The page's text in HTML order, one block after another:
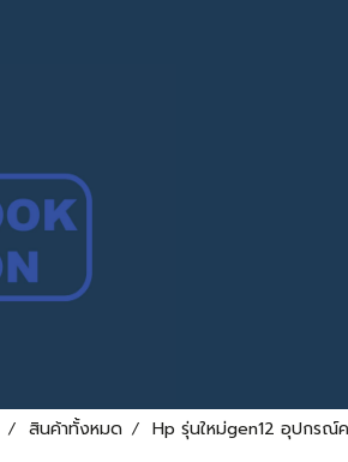
สินค้าทั้งหมด Hp รุ่นใหม่gen12 อุปกรณ์